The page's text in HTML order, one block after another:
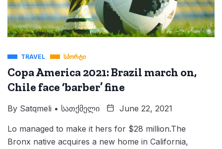
TRAVEL ᲡᲞᲝᲠᲢᲘ
Copa America 2021: Brazil march on,
Chile face ‘barber’ fine
By Satqmeli • Სათქმელი June 22, 2021
Lo managed to make it hers for $28 million.The
Bronx native acquires a new home in California,